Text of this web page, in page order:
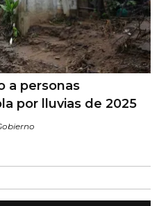
a personas
por lluvias de 2025